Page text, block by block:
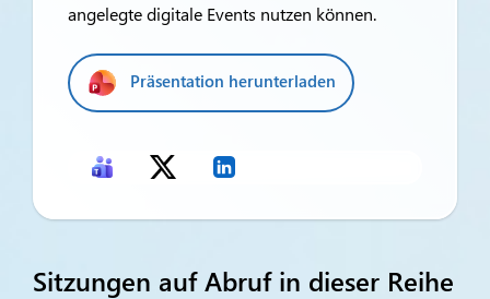
angelegte digitale Events nutzen können.
Präsentation herunterladen
Sitzungen auf Abruf in dieser Reihe